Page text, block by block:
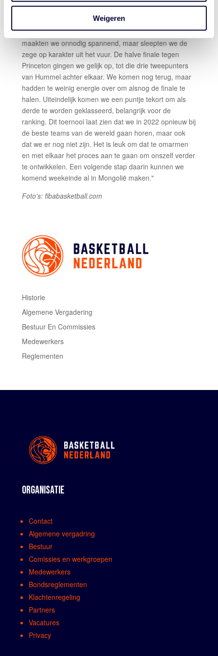
Weigeren
Bondscoach Aron Royé na de tweede dag: "Aanvallend
ging het vandaag moeizamer dan zaterdag, de
tweepunters vielen minder. De kwartfinale tegen Vienna
maakten we onnodig spannend, maar sleepten we de
zege op karakter uit het vuur. De halve finale tegen
Princeton gingen we gelijk op, tot die drie tweepunters
van Hummel achter elkaar. We komen nog terug, maar
hadden te weinig energie over om alsnog de finale te
halen. Uiteindelijk komen we een puntje tekort om als
derde te worden geklasseerd, belangrijk voor de
ranking. Dit toernooi laat zien dat we in 2022 opnieuw bij
de beste teams van de wereld gaan horen, maar ook
dat we er nog niet zijn. Het is leuk om dat te omarmen
en met elkaar het proces aan te gaan om onszelf verder
te ontwikkelen. Een volgende stap daarin kunnen we
komend weekeinde al in Mongolië maken."
Foto's: fibabasketball.com
Historie
Algemene Vergadering
Bestuur En Commissies
Medewerkers
Reglementen
ORGANISATIE
Contact
Algemene vergadring
Bestuur
Comissies en werkgroepen
Medewerkers
Bondsreglementen
Klachtenregeling
Partners
Vacatures
Privacy